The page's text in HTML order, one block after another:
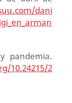
dani
pandemia.
10.24215/2